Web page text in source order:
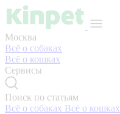
Москва
Всё о собаках
Всё о кошках
Сервисы
Поиск по статьям
Всё о собаках Всё о кошках